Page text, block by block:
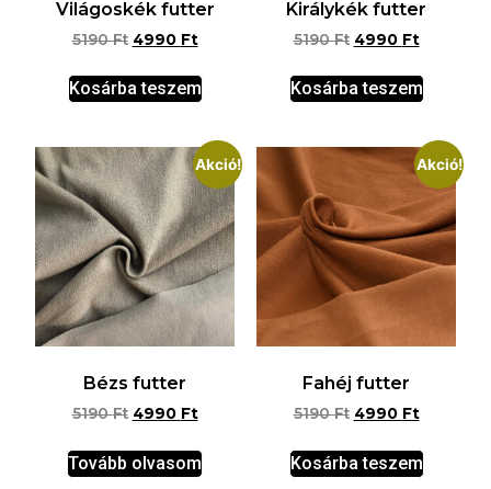
Világoskék futter
5190Ft 4990 Ft
Kosárba teszem
Királykék futter
5190Ft 4990 Ft
Kosárba teszem
Akció!
Bézs futter
5190Ft 4990 Ft
Tovább olvasom
Akció!
Fahéj futter
5190Ft 4990 Ft
Kosárba teszem